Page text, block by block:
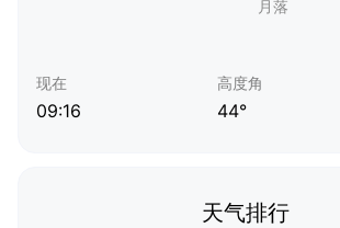
现在
09:16
高度角
44°
天气排行